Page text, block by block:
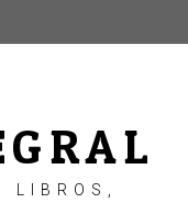
LIBROS,